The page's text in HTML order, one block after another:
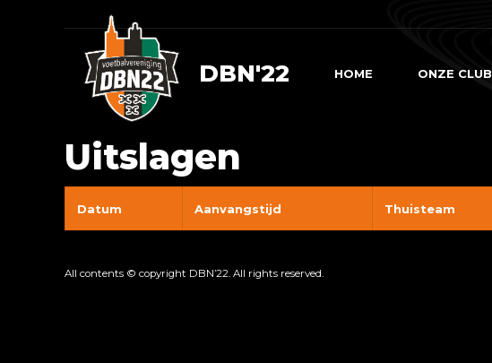
DBN'22 HOME ONZE CLUB
Uitslagen
Datum Aanvangstijd Thuisteam
All contents © copyright DBN’22. All rights reserved.